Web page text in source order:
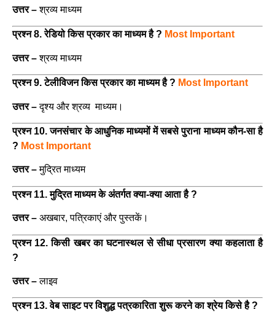
उत्तर –श्रव्य माध्यम
प्रश्न 8. रेडियो किस प्रकार का माध्यम है ? Most Important
उत्तर –श्रव्य माध्यम
प्रश्न 9. टेलीविजन किस प्रकार का माध्यम है ? Most Important
उत्तर –दृश्य और श्रव्य माध्यम।
प्रश्न 10. जनसंचार के आधुनिक माध्यमों में सबसे पुराना माध्यम कौन-सा है
? Most Important
उत्तर –मुद्रित माध्यम
प्रश्न 11. मुद्रित माध्यम के अंतर्गत क्या-क्या आता है ?
उत्तर – अखबार, पत्रिकाएं और पुस्तकें।
प्रश्न 12. किसी खबर का घटनास्थल से सीधा प्रसारण क्या कहलाता है
?
उत्तर –लाइव
प्रश्न 13. वेब साइट पर विशुद्ध पत्रकारिता शुरू करने का श्रेय किसे है ?